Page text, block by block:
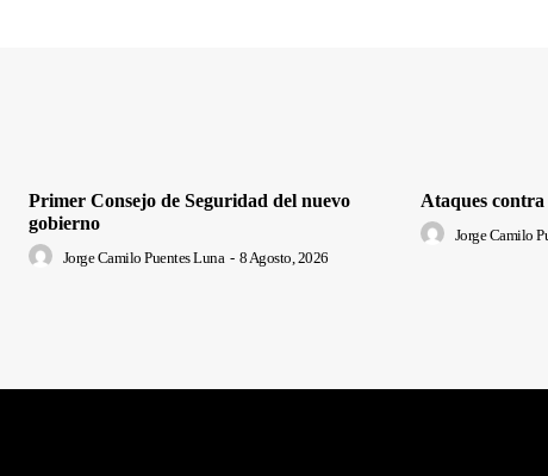
Primer Consejo de Seguridad del nuevo
gobierno
Jorge Camilo Puentes Luna - 8 Agosto, 2026
Ataques
Jorge Camilo